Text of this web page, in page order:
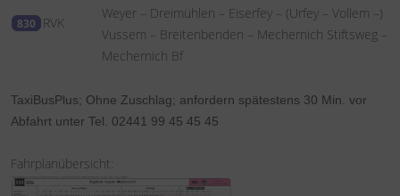
830 RVK
Weyer – Dreimühlen – Eiserfey – (Urfey – Vollem –)
Vussem – Breitenbenden – Mechernich Stiftsweg –
Mechernich Bf
TaxiBusPlus; Ohne Zuschlag; anfordern spätestens 30 Min. vor
Abfahrt unter Tel. 02441 99 45 45 45
Fahrplanübersicht: